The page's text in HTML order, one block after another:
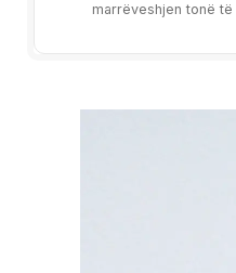
marrëveshjen tonë të